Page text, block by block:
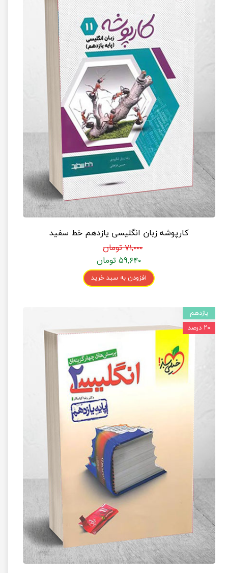
کارپوشه زبان انگلیسی یازدهم خط سفید
۷۱,۰۰۰ تومان
۵۹,۶۴۰ تومان
افزودن به سبد خرید
یازدهم
۲۰ درصد